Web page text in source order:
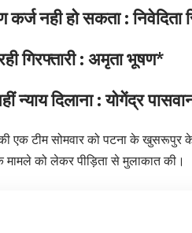
कर्ज नही हो सकता : निवेदिता
गिरफ्तारी : अमृता भूषण*
न्याय दिलाना : योगेंद्र
एक टीम सोमवार को पटना के खुसरूपुर
मामले को लेकर पीड़िता से मुलाकात की।